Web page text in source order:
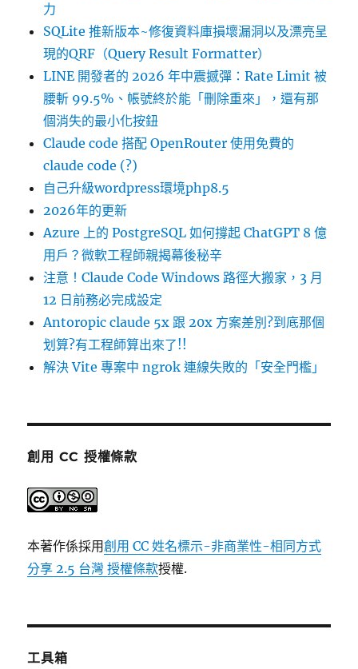
力
SQLite 推新版本~修復資料庫損壞漏洞以及漂亮呈
現的QRF（Query Result Formatter）
LINE 開發者的 2026 年中震撼彈：Rate Limit 被
腰斬 99.5%、帳號終於能「刪除重來」，還有那
個消失的最小化按鈕
Claude code 搭配 OpenRouter 使用免費的
claude code (?)
自己升級wordpress環境php8.5
2026年的更新
Azure 上的 PostgreSQL 如何撐起 ChatGPT 8 億
用戶？微軟工程師親揭幕後秘辛
注意！Claude Code Windows 路徑大搬家，3 月
12 日前務必完成設定
Antoropic claude 5x 跟 20x 方案差別?到底那個
划算?有工程師算出來了!!
解決 Vite 專案中 ngrok 連線失敗的「安全門檻」
創用 CC 授權條款
本著作係採用創用 CC 姓名標示-非商業性-相同方式
分享 2.5 台灣 授權條款授權.
工具箱